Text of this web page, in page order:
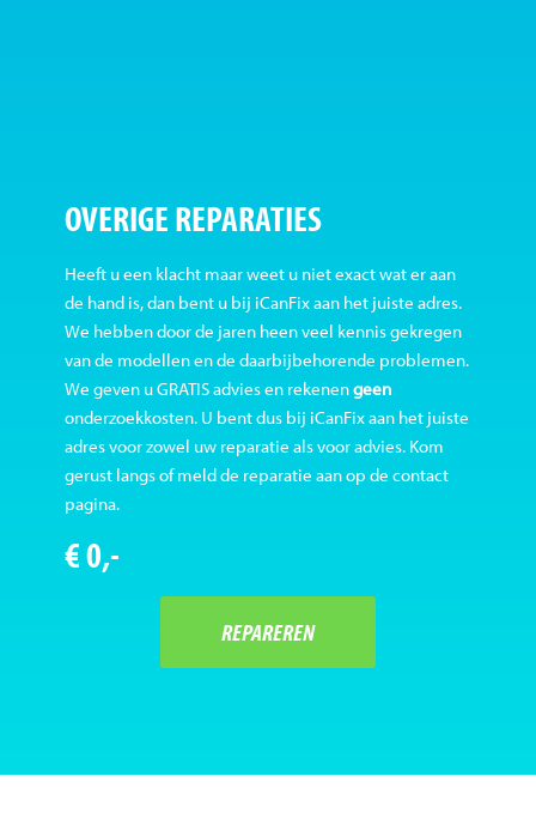
OVERIGE REPARATIES
Heeft u een klacht maar weet u niet exact wat er aan
de hand is, dan bent u bij iCanFix aan het juiste adres.
We hebben door de jaren heen veel kennis gekregen
van de modellen en de daarbijbehorende problemen.
We geven u GRATIS advies en rekenengeen
onderzoekkosten. U bent dus bij iCanFix aan het juiste
adres voor zowel uw reparatie als voor advies. Kom
gerust langs of meld de reparatie aan op de contact
pagina.
€ 0,-
REPAREREN